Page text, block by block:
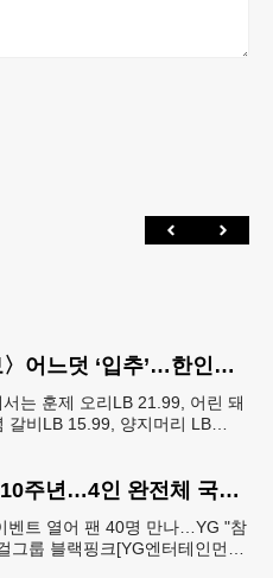
〈한인마트정보〉어느덧 ‘입추’…한인마트 먹거리로 가족 입맛 챙기기
는 훈제 오리LB 21.99, 어린 돼
갈비LB 15.99, 양지머리 LB
블랙핑크, 내일 10주년…4인 완전체 국중박서 팬 행사
벤트 열어 팬 40명 만나…YG "참
룹 블랙핑크[YG엔터테인먼트